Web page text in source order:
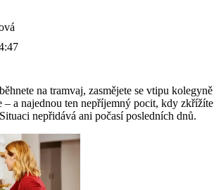
na tramvaj, zasmějete se vtipu kolegyně
– a najednou ten nepříjemný pocit, kdy zkřížíte
nepřidává ani počasí posledních dnů.